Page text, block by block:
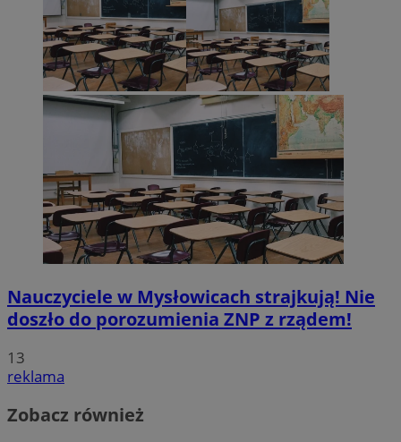
Nauczyciele w Mysłowicach strajkują! Nie
doszło do porozumienia ZNP z rządem!
13
reklama
Zobacz również